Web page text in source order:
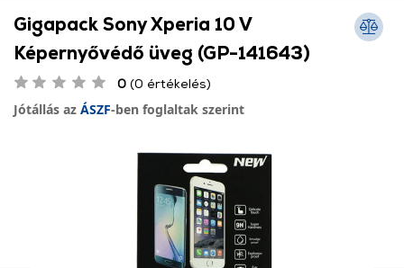
Gigapack Sony Xperia 10 V
Képernyővédő üveg (GP-141643)
0 (0 értékelés)
Jótállás az ÁSZF-ben foglaltak szerint